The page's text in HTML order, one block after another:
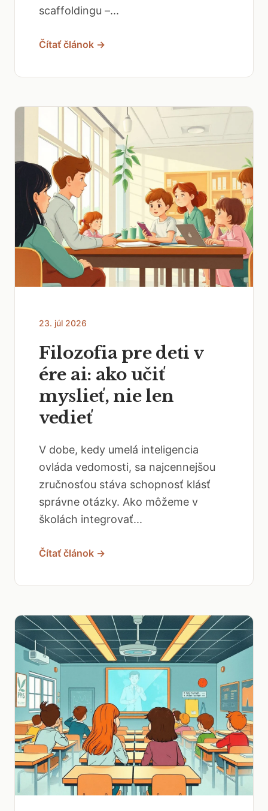
scaffoldingu –...
Čítať článok →
23. júl 2026
Filozofia pre deti v
ére ai: ako učiť
myslieť, nie len
vedieť
V dobe, kedy umelá inteligencia
ovláda vedomosti, sa najcennejšou
zručnosťou stáva schopnosť klásť
správne otázky. Ako môžeme v
školách integrovať...
Čítať článok →